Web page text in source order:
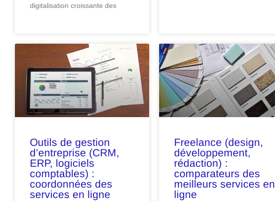
digitalisation croissante des
Outils de gestion
d’entreprise (CRM,
ERP, logiciels
comptables) :
coordonnées des
services en ligne
Freelance (design,
développement,
rédaction) :
comparateurs des
meilleurs services en
ligne